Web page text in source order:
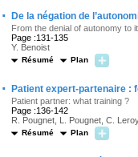
· De la négation de
From the denial of autonomy to
Page :131-135
Y. Benoist
Résumé Plan
· Patient expert-partenaire :
Patient partner: what training ?
Page :136-142
R. Pougnet, L. Pougnet, C.
Résumé Plan